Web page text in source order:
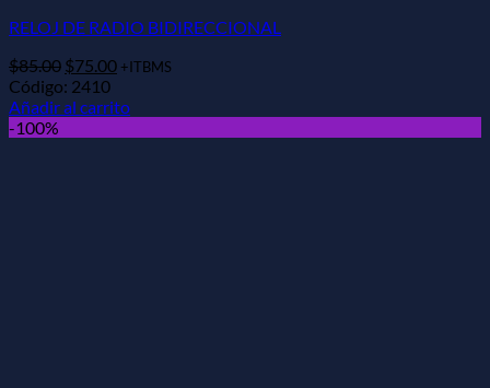
RELOJ DE RADIO BIDIRECCIONAL
$85.00 El
precio
original
$75.00El
actual
+ITBMS
Código: 2410
Añadir al carrito
-100%